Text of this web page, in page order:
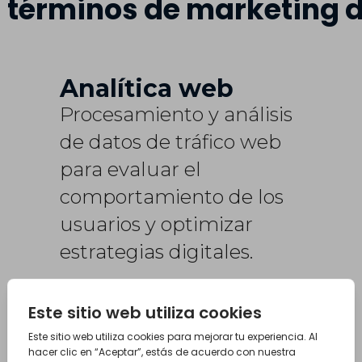
términos de marketing
Analítica web
Procesamiento y análisis
de datos de tráfico web
para evaluar el
comportamiento de los
usuarios y optimizar
estrategias digitales.